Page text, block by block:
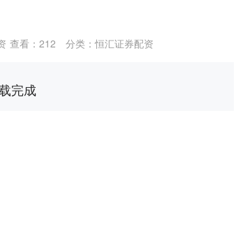
查看： 212 分类：恒汇证券配资
完成